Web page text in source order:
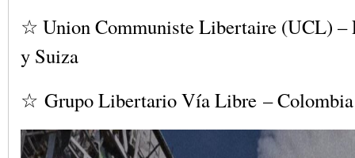
☆ Union Communiste Libertaire (UCL) –
y Suiza
☆ Grupo Libertario Vía Libre – Colombia